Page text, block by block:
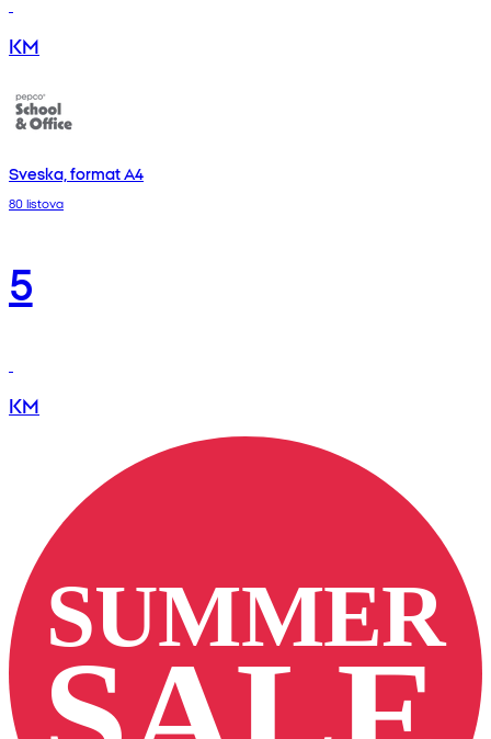
KM
Sveska, format A4
80 listova
5
KM